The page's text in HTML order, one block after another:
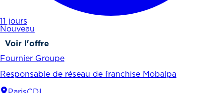
11 jours
Nouveau
Voir l'offre
Fournier Groupe
Responsable de réseau de franchise Mobalpa